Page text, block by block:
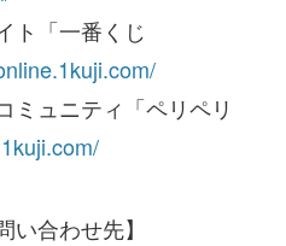
ト「一番くじ
ミュニティ「ペリペリ
い合わせ先】